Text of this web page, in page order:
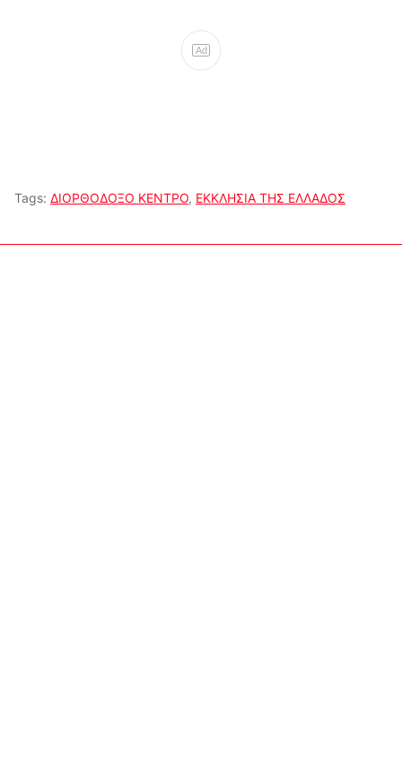
Ad
Tags: ΔΙΟΡΘΟΔΟΞΟ ΚΕΝΤΡΟ, ΕΚΚΛΗΣΙΑ ΤΗΣ ΕΛΛΑΔΟΣ